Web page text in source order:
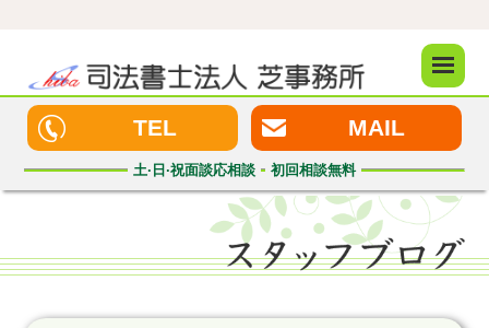
メニュ
TEL MAIL
土·日·祝面談応相談 初回相談無料